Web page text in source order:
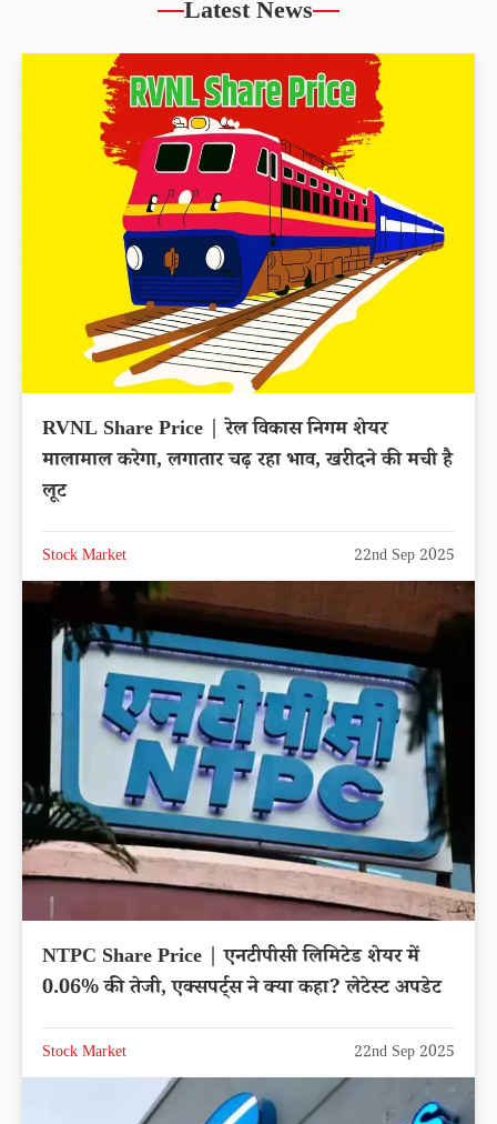
IFCI Share Price up by 5.86% reached
Latest News
RVNL Share Price | रेल विकास निगम शेयर
मालामाल करेगा, लगातार चढ़ रहा भाव, खरीदने की मची है
लूट
Stock Market 22nd Sep 2025